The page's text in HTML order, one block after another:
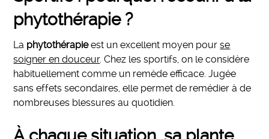
phytothérapie ?
La phytothérapieest un excellent moyen pourse
soigner en douceur. Chez les sportifs, on le considère
habituellement comme un remède efficace. Jugée
sans effets secondaires, elle permet de remédier à de
nombreuses blessures au quotidien.